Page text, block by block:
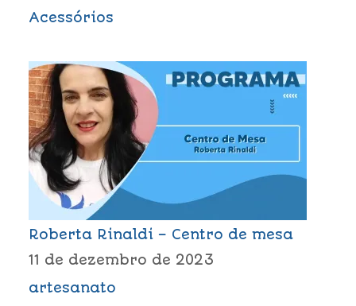
Acessórios
Roberta Rinaldi – Centro de mesa
11 de dezembro de 2023
artesanato